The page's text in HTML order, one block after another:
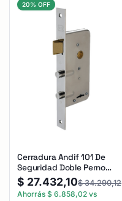
20% OFF
Cerradura Andif 101 De
Seguridad Doble Perno
Reforzada Plateado
$ 27.432,10$34.290,12
Ahorrás $ 6.858,02 vs